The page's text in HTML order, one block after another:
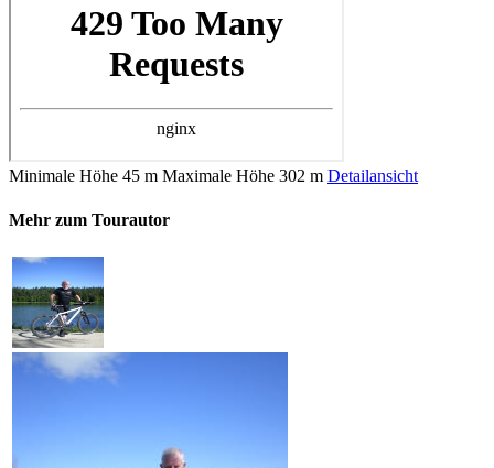
Minimale Höhe 45 m Maximale Höhe 302 m Detailansicht
Mehr zum Tourautor